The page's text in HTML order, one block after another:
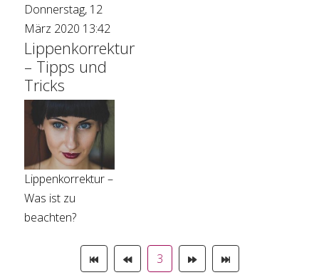
Donnerstag, 12
März 2020 13:42
Lippenkorrektur
– Tipps und
Tricks
Lippenkorrektur –
Was ist zu
beachten?
3